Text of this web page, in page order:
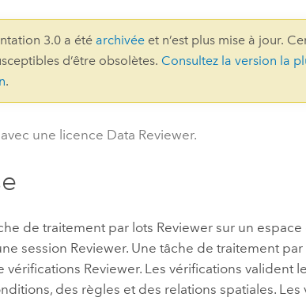
professionnels et
technologiques
Tous les récits
3.0 a été archivée et n’est plus mise à jour.
d’être obsolètes. Consultez la version la
.
une licence Data Reviewer.
de traitement par lots Reviewer sur un
session Reviewer. Une tâche de traitement
vérifications Reviewer. Les vérifications valident
des règles et des relations spatiales.